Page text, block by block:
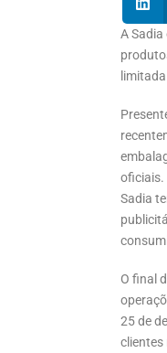
A
oficiais.
Sadia
O final
25 de
clientes